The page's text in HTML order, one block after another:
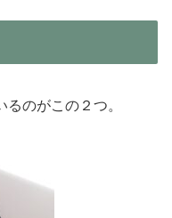
のがこの２つ。